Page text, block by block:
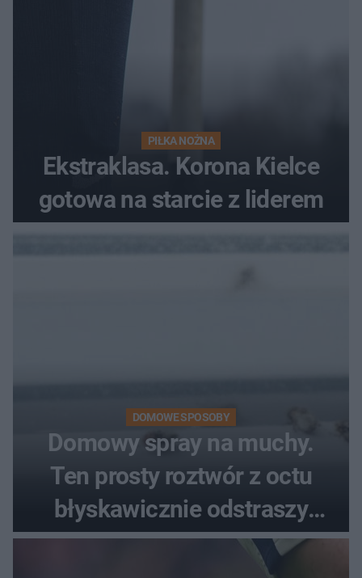
PIŁKA NOŻNA
Ekstraklasa. Korona Kielce
gotowa na starcie z liderem
DOMOWE SPOSOBY
Domowy spray na muchy.
Ten prosty roztwór z octu
błyskawicznie odstraszy
uciążliwe owady